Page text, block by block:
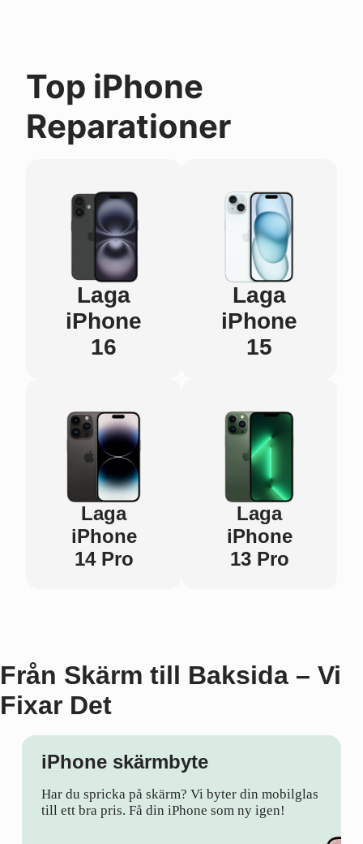
Top iPhone
Reparationer
Laga
iPhone
16
Laga
iPhone
15
Laga
iPhone
14 Pro
Laga
iPhone
13 Pro
Från Skärm till Baksida – Vi
Fixar Det
iPhone skärmbyte
Har du spricka på skärm? Vi byter din mobilglas
till ett bra pris. Få din iPhone som ny igen!